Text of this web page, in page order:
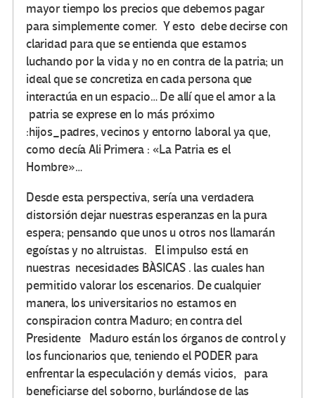
mayor tiempo los precios que debemos pagar
para simplemente comer. Y esto debe decirse con
claridad para que se entienda que estamos
luchando por la vida y no en contra de la patria; un
ideal que se concretiza en cada persona que
interactúa en un espacio… De allí que el amor a la
patria se exprese en lo más próximo
:hijos_padres, vecinos y entorno laboral ya que,
como decía Ali Primera : «La Patria es el
Hombre»…
Desde esta perspectiva, sería una verdadera
distorsión dejar nuestras esperanzas en la pura
espera; pensando que unos u otros nos llamarán
egoístas y no altruistas. El impulso está en
nuestras necesidades BÀSICAS . las cuales han
permitido valorar los escenarios. De cualquier
manera, los universitarios no estamos en
conspiracion contra Maduro; en contra del
Presidente Maduro están los órganos de control y
los funcionarios que, teniendo el PODER para
enfrentar la especulación y demás vicios, para
beneficiarse del soborno, burlándose de las